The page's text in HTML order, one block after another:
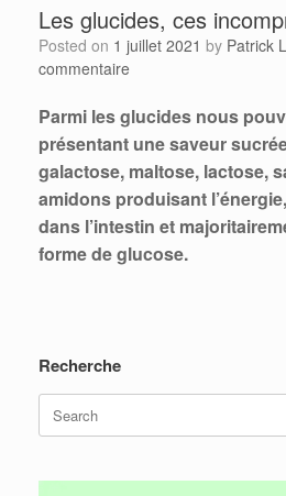
Les glucides, ces
Posted on 1 juillet 2021 by Patrick
commentaire
Parmi les glucides nous
présentant une saveur
galactose, maltose, lactose,
amidons produisant
dans l’intestin et
forme de glucose.
Recherche
Search
for: